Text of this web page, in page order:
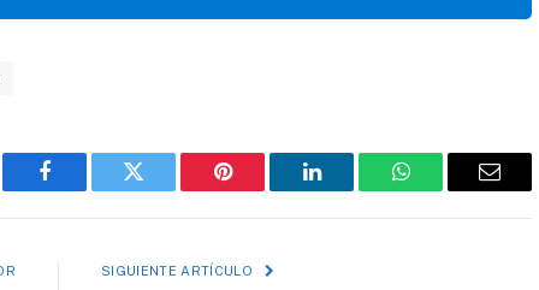
Facebook Twitter Pinterest LinkedIn WhatsAppCorreo
SIGUIENTE ARTÍCULO